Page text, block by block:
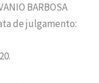
BARBOSA
de julgamento: